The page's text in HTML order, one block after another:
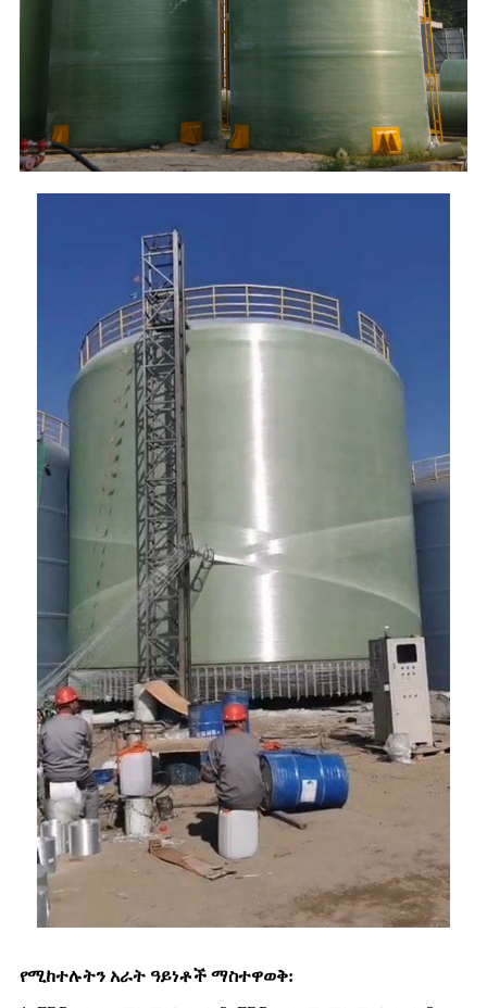
የሚከተሉትን አራት ዓይነቶች ማስተዋወቅ: